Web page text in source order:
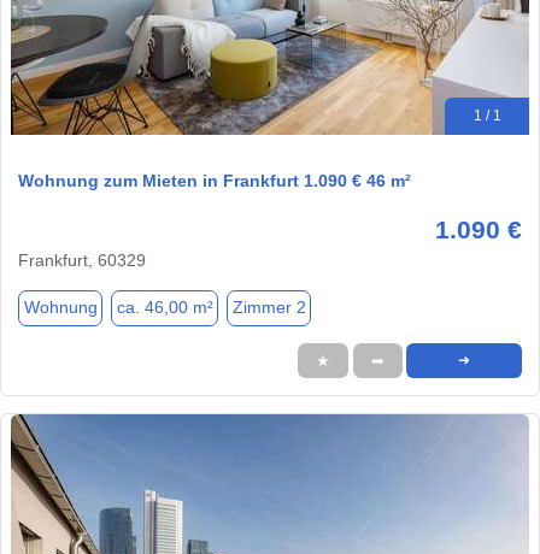
1 / 1
Wohnung zum Mieten in Frankfurt 1.090 € 46 m²
1.090 €
Frankfurt, 60329
Wohnung ca. 46,00 m² Zimmer 2
★ ➦ ➜